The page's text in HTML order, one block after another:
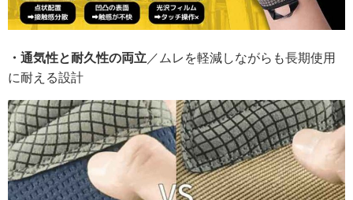
・通気性と耐久性の両立／ムレを軽減しながらも長期使用
に耐える設計